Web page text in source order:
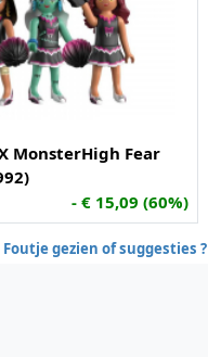
MonsterHigh Fear
- € 15,09 (60%)
Foutje gezien of suggesties ?